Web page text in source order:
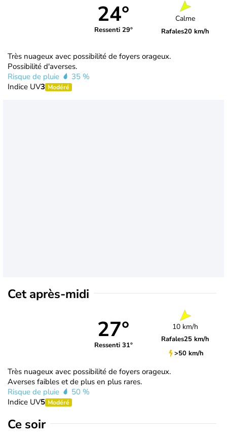
24°
Ressenti 29°
Calme
Rafales20 km/h
Très nuageux avec possibilité de foyers orageux.
Possibilité d'averses.
Risque de pluie
35 %
Indice UV3 Modéré
Cet après-midi
27°
Ressenti 31°
10 km/h
Rafales25 km/h
>50 km/h
Très nuageux avec possibilité de foyers orageux.
Averses faibles et de plus en plus rares.
Risque de pluie
50 %
Indice UV5 Modéré
Ce soir